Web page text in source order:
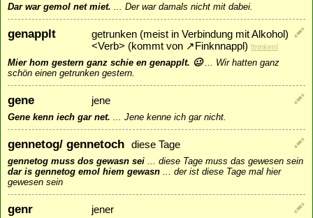
Dar war gemol net miet. Der war damals nicht mit dabei.
genapplt
getrunken (meist in Verbindung mit Alkohol)
<Verb> (kommt von ↗ Finknnappl) [trinken]
Mier hom gestern ganz schie en genapplt. 🥴... Wir hatten ganz
schön einen getrunken gestern.
gene jene
Gene kenn iech gar net. Jene kenne ich gar nicht.
gennetog/ gennetoch diese Tage
gennetog muss dos gewasn sei
diese Tage muss das gewesen sein
dar is gennetog emol hiem gewasn
der ist diese Tage mal hier
gewesen sein
genr jener